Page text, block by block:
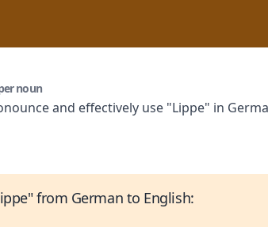
noun
and effectively use "Lippe" in
from German to English: